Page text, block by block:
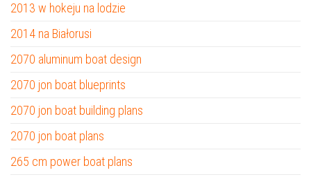
2013 w hokeju na lodzie
2014 na Białorusi
2070 aluminum boat design
2070 jon boat blueprints
2070 jon boat building plans
2070 jon boat plans
265 cm power boat plans